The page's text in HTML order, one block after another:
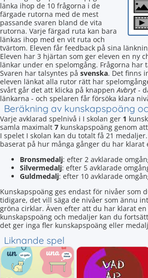
länka ihop de 10 frågorna i de
färgade rutorna med de mest
passande svaren bland de vita
rutorna. Varje färgad ruta kan bara
länkas ihop med en vit ruta och
tvärtom. Eleven får feedback på sina
Eleven har 3 hjärtan som ger eleven en ny
länkar under en spelomgång. Frågorna har
Svaren har talsyntes på svenska. Det finns
eleven länkat alla rutor rätt har
svårt går det att klicka på knappenAvbryt -
länkarna - och spelaren får försöka klara
Beräkning av kunskapspoäng
Varje avklarad spelnivå i I skolan ger 1
samla maximalt 7 kunskapspoäng genom
I spelet I skolan kan du totalt få 21
baserat på hur många gånger du har klarat
Bronsmedalj: efter 2 avklarade
Silvermedalj: efter 5 avklarade
Guldmedalj: efter 10 avklarade
Kunskapspoäng ges endast för nivåer som
tidigare, det vill säga de nivåer som ännu
gröna cirklar. Även efter att du har klarat
kunskapspoäng och medaljer kan du
det ger inga fler kunskapspoäng eller
Liknande spel